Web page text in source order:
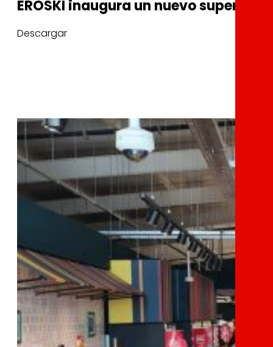
EROSKI inaugura un nuevo
Descargar